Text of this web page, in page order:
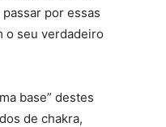
por essas
o seu verdadeiro
base” destes
de chakra,